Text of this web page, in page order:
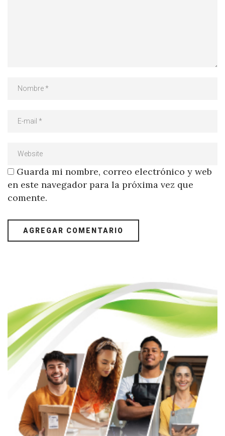
Guarda mi nombre, correo electrónico y web
en este navegador para la próxima vez que
comente.